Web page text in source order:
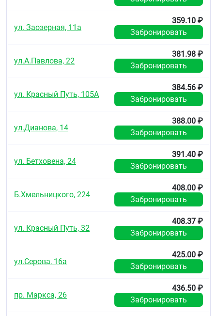
Хранить в недоступном для детей месте.
Срок годности
Не использовать по истечении срока годности.
Условия отпуска из аптек
ул. Заозерная, 11а
359.10 ₽
Забронировать
ул.А.Павлова, 22
381.98 ₽
Забронировать
ул. Красный Путь, 105А
384.56 ₽
Забронировать
ул.Дианова, 14
388.00 ₽
Забронировать
ул. Бетховена, 24
391.40 ₽
Забронировать
Б.Хмельницкого, 224
408.00 ₽
Забронировать
ул. Красный Путь, 32
408.37 ₽
Забронировать
ул.Серова, 16а
425.00 ₽
Забронировать
пр. Маркса, 26
436.50 ₽
Забронировать